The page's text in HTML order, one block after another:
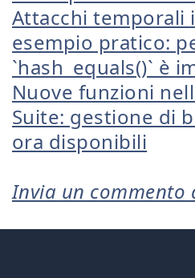
Attacchi temporali
esempio pratico:
`hash_equals()` è
Nuove funzioni
Suite: gestione di
ora disponibili
Invia un commento